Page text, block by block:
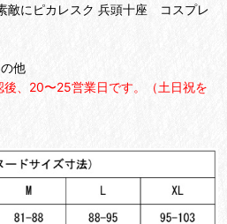
にピカレスク 兵頭十座 コスプレ
他
後、20〜25営業日です。（土日祝を